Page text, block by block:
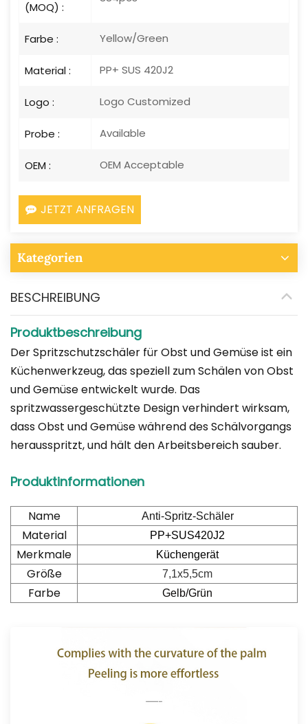
(MOQ) :
Farbe : Yellow/Green
Material : PP+ SUS 420J2
Logo : Logo Customized
Probe : Available
OEM : OEM Acceptable
JETZT ANFRAGEN
Kategorien
BESCHREIBUNG
Produktbeschreibung
Der Spritzschutzschäler für Obst und Gemüse ist ein
Küchenwerkzeug, das speziell zum Schälen von Obst
und Gemüse entwickelt wurde. Das
spritzwassergeschützte Design verhindert wirksam,
dass Obst und Gemüse während des Schälvorgangs
herausspritzt, und hält den Arbeitsbereich sauber.
Produktinformationen
Name Anti-Spritz-Schäler
Material PP+SUS420J2
Merkmale Küchengerät
Größe 7,1x5,5cm
Farbe Gelb/Grün